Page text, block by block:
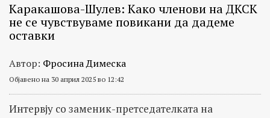
Каракашова-Шулев: Како членови на ДКСК
не се чувствуваме повикани да дадеме
оставки
Автор: Фросина Димеска
Објавено на 30 април 2025 во 12:42
Интервју со заменик-претседателката на